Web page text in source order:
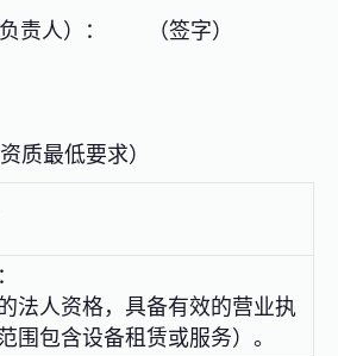
负责人）： （签字）
质最低要求）
法人资格，具备有效的营业执
围包含设备租赁或服务）。